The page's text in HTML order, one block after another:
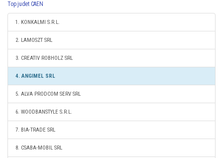
Top judet CAEN
1. KONKALMI S.R.L.
2. LAMOSZT SRL
3. CREATIV ROBHOLZ SRL
4. ANGIMEL SRL
5. ALVA PRODCOM SERV SRL
6. WOODBANSTYLE S.R.L.
7. BIA-TRADE SRL
8. CSABA-MOBIL SRL